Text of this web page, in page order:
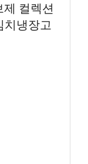
컬렉션
치냉장고